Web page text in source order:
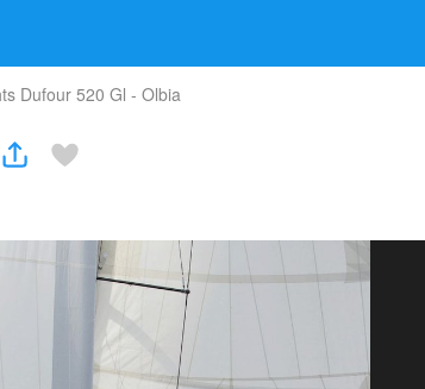
Dufour 520 Gl - Olbia